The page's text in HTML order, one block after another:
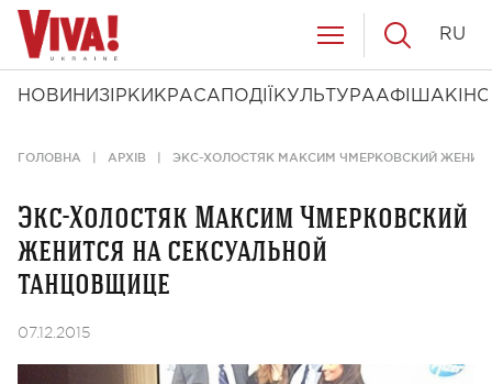
НОВИНИ ЗІРКИ КРАСА ПОДІЇ КУЛЬТУРААФІША КІНО
RU
ГОЛОВНА АРХІВ ЭКС-ХОЛОСТЯК МАКСИМ ЧМЕРКОВСКИЙ
Экс-Холостяк Максим Чмерковский
женится на сексуальной
танцовщице
07.12.2015